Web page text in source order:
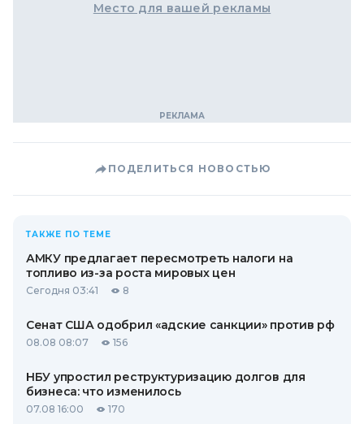
Место для вашей рекламы
ПОДЕЛИТЬСЯ НОВОСТЬЮ
ТАКЖЕ ПО ТЕМЕ
АМКУ предлагает пересмотреть налоги на
топливо из-за роста мировых цен
Сегодня 03:41 8
Сенат США одобрил «адские санкции» против рф
08.08 08:07 156
НБУ упростил реструктуризацию долгов для
бизнеса: что изменилось
07.08 16:00 170